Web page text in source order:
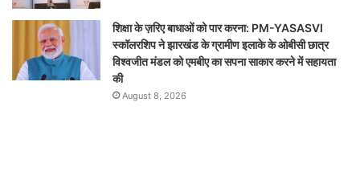
शिक्षा के ज़रिए बाधाओं को पार करना: PM-YASASVI
स्कॉलरशिप ने झारखंड के ग्रामीण इलाके के ओबीसी छात्र
विश्वजीत मंडल को एमबीए का सपना साकार करने में सहायता
की
August 8, 2026